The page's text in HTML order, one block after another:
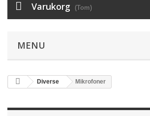
Varukorg (Tom)
MENU
Diverse Mikrofoner